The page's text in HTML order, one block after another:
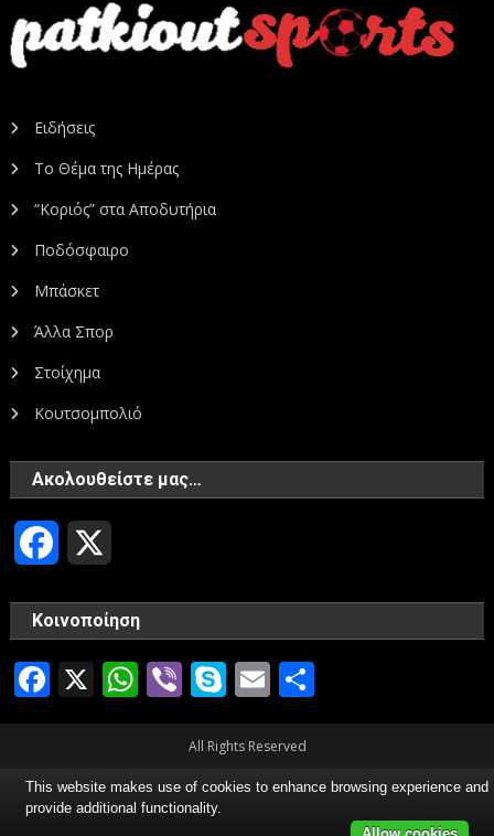
Ειδήσεις
Το Θέμα της Ημέρας
“Κοριός” στα Αποδυτήρια
Ποδόσφαιρο
Μπάσκετ
Άλλα Σπορ
Στοίχημα
Κουτσομπολιό
Ακολουθείστε μας…
Facebook
Κοινοποίηση
Facebook
X WhatsApp
ViberSkype
Email
All Rights Reserved
This website makes use of cookies to enhance browsing experience and
provide additional functionality.